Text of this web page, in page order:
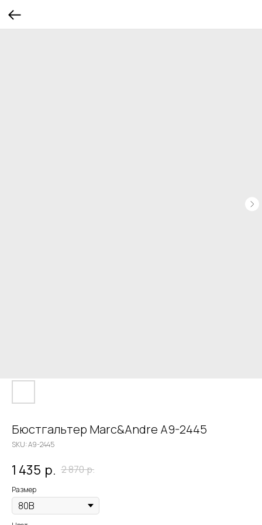
Бюстгальтер Marc&Andre A9-2445
SKU:A9-2445
1 435 р. 2 870р.
Размер